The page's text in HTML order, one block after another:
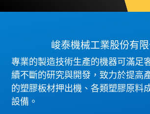
峻泰機械工業股份有
專業的製造技術生產的機器可滿足
續不斷的研究與開發，致力於提高
的塑膠板材押出機、各類塑膠原料
設備。